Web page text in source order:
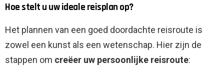
Hoe stelt u uw ideale reisplan op?
Het plannen van een goed doordachte reisroute is
zowel een kunst als een wetenschap. Hier zijn de
stappen om creëer uw persoonlijke reisroute: